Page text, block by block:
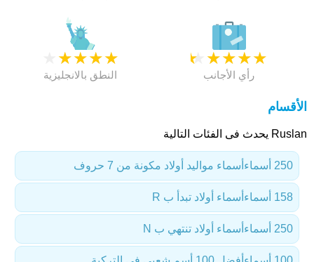
★
★
★
★
النطق بالانجليزية
★
★
★
★
★
رأي الأجانب
الأقسام
Ruslan يحدث فى الفئات التالية
أسماء مواليد أولاد مكونة من 7 حروف 250 أسماء
أسماء أولاد تبدأ ب R 158 أسماء
أسماء أولاد تنتهي ب N 250 أسماء